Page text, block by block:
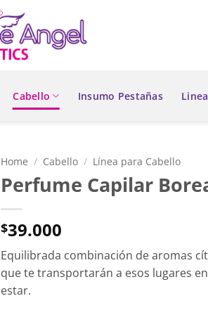
Cabello Insumo Pestañas
Home / Cabello / Línea para Cabello
Perfume Capilar
$39.000
Equilibrada combinación de aromas
que te transportarán a esos lugares
estar.